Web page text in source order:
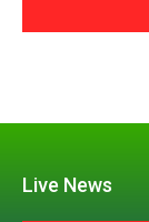
Live News